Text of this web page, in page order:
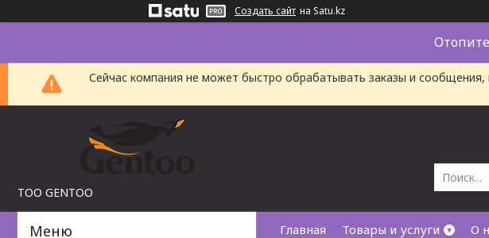
Создать сайт на Satu.kz
Сейчас компания не может быстро обрабатывать заказы и
TOO GENTOO
Главная Товары и услуги О